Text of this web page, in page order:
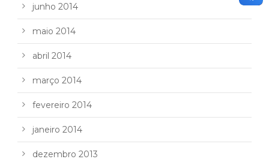
junho 2014
maio 2014
abril 2014
março 2014
fevereiro 2014
janeiro 2014
dezembro 2013